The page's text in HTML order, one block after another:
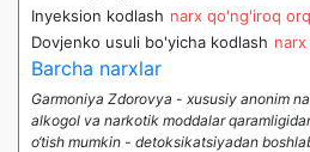
Inyeksion kodlash narx qo'ng'iroq
Dovjenko usuli bo'yicha kodlash
Barcha narxlar
Garmoniya Zdorovya - xususiy anonim
alkogol va narkotik moddalar
o‘tish mumkin - detoksikatsiyadan